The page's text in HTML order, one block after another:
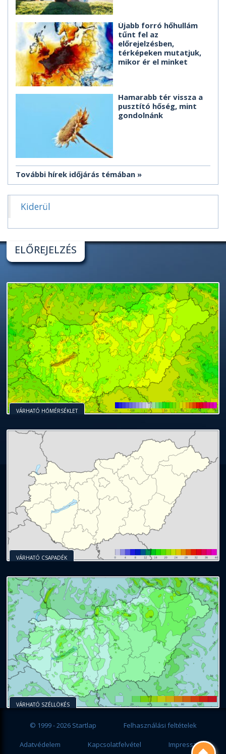
Újabb forró hőhullám
tűnt fel az
előrejelzésben,
térképeken mutatjuk,
mikor ér el minket
Hamarabb tér vissza a
pusztító hőség, mint
gondolnánk
További hírek időjárás témában
Kiderül
ELŐREJELZÉS
VÁRHATÓ HŐMÉRSÉKLET
VÁRHATÓ CSAPADÉK
VÁRHATÓ SZÉLLÖKÉS
© 1999 - 2026 Startlap Felhasználási feltételek
Adatvédelem Kapcsolatfelvétel Impresszum